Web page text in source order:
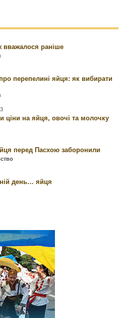
вважалося раніше
перепелині яйця: як вибирати
ціни на яйця, овочі та молочку
перед Пасхою заборонили
день… яйця